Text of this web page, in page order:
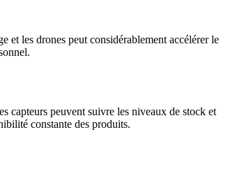
et les drones peut considérablement accélérer le
capteurs peuvent suivre les niveaux de stock et
constante des produits.